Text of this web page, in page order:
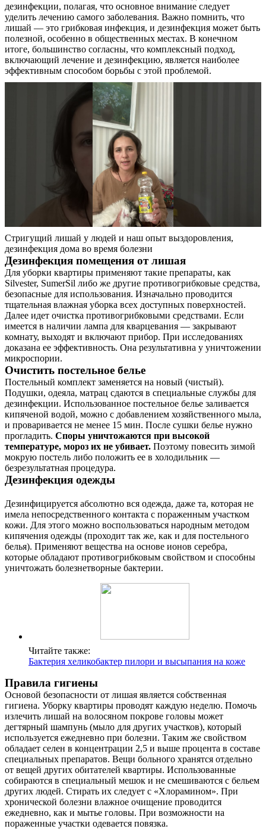
Контакты
дезинфекции, полагая, что основное внимание следует
уделить лечению самого заболевания. Важно помнить, что
лишай — это грибковая инфекция, и дезинфекция может быть
полезной, особенно в общественных местах. В конечном
итоге, большинство согласны, что комплексный подход,
включающий лечение и дезинфекцию, является наиболее
эффективным способом борьбы с этой проблемой.
Стригущий лишай у людей и наш опыт выздоровления,
дезинфекция дома во время болезни
Дезинфекция помещения от лишая
Для уборки квартиры применяют такие препараты, как
Silvester, SumerSil либо же другие противогрибковые средства,
безопасные для использования. Изначально проводится
тщательная влажная уборка всех доступных поверхностей.
Далее идет очистка противогрибковыми средствами. Если
имеется в наличии лампа для кварцевания — закрывают
комнату, выходят и включают прибор. При исследованиях
доказана ее эффективность. Она результативна у уничтожении
микроспории.
Очистить постельное белье
Постельный комплект заменяется на новый (чистый).
Подушки, одеяла, матрац сдаются в специальные службы для
дезинфекции. Использованное постельное белье заливается
кипяченой водой, можно с добавлением хозяйственного мыла,
и проваривается не менее 15 мин. После сушки белье нужно
прогладить. Споры уничтожаются при высокой
температуре, мороз их не убивает. Поэтому повесить зимой
мокрую постель либо положить ее в холодильник —
безрезультатная процедура.
Дезинфекция одежды
Дезинфицируется абсолютно вся одежда, даже та, которая не
имела непосредственного контакта с пораженным участком
кожи. Для этого можно воспользоваться народным методом
кипячения одежды (проходит так же, как и для постельного
белья). Применяют вещества на основе ионов серебра,
которые обладают противогрибковым свойством и способны
уничтожать болезнетворные бактерии.
Читайте также:
Бактерия хеликобактер пилори и высыпания на коже
Правила гигиены
Основой безопасности от лишая является собственная
гигиена. Уборку квартиры проводят каждую неделю. Помочь
излечить лишай на волосяном покрове головы может
дегтярный шампунь (мыло для других участков), который
используется ежедневно при болезни. Таким же свойством
обладает селен в концентрации 2,5 и выше процента в составе
специальных препаратов. Вещи больного хранятся отдельно
от вещей других обитателей квартиры. Использованные
собираются в специальный мешок и не смешиваются с бельем
других людей. Стирать их следует с «Хлорамином». При
хронической болезни влажное очищение проводится
ежедневно, как и мытье головы. При возможности на
пораженные участки одевается повязка.